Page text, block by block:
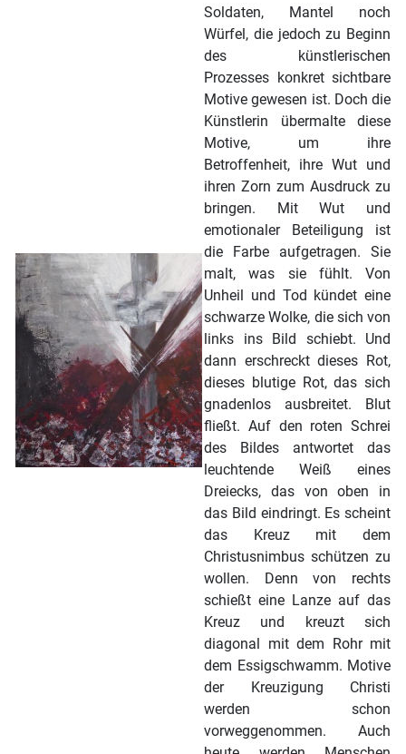
Soldaten, Mantel noch
Würfel, die jedoch zu Beginn
des künstlerischen
Prozesses konkret sichtbare
Motive gewesen ist. Doch die
Künstlerin übermalte diese
Motive, um ihre
Betroffenheit, ihre Wut und
ihren Zorn zum Ausdruck zu
bringen. Mit Wut und
emotionaler Beteiligung ist
die Farbe aufgetragen. Sie
malt, was sie fühlt. Von
Unheil und Tod kündet eine
schwarze Wolke, die sich von
links ins Bild schiebt. Und
dann erschreckt dieses Rot,
dieses blutige Rot, das sich
gnadenlos ausbreitet. Blut
fließt. Auf den roten Schrei
des Bildes antwortet das
leuchtende Weiß eines
Dreiecks, das von oben in
das Bild eindringt. Es scheint
das Kreuz mit dem
Christusnimbus schützen zu
wollen. Denn von rechts
schießt eine Lanze auf das
Kreuz und kreuzt sich
diagonal mit dem Rohr mit
dem Essigschwamm. Motive
der Kreuzigung Christi
werden schon
vorweggenommen. Auch